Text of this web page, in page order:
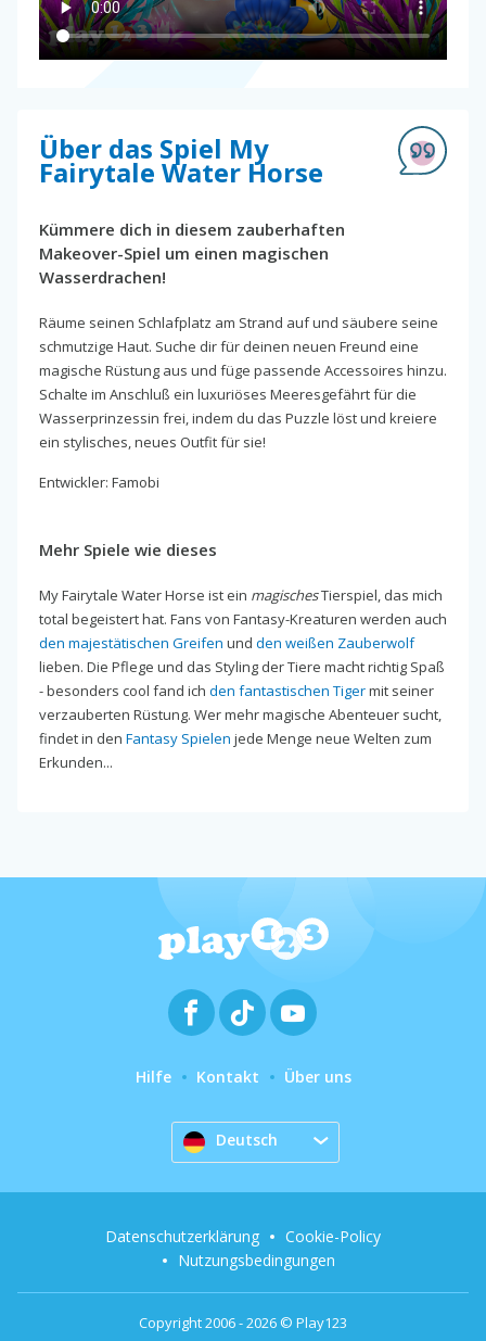
Über das Spiel My
Fairytale Water Horse
Kümmere dich in diesem zauberhaften
Makeover-Spiel um einen magischen
Wasserdrachen!
Räume seinen Schlafplatz am Strand auf und säubere seine
schmutzige Haut. Suche dir für deinen neuen Freund eine
magische Rüstung aus und füge passende Accessoires hinzu.
Schalte im Anschluß ein luxuriöses Meeresgefährt für die
Wasserprinzessin frei, indem du das Puzzle löst und kreiere
ein stylisches, neues Outfit für sie!
Entwickler: Famobi
Mehr Spiele wie dieses
My Fairytale Water Horse ist ein magischesTierspiel, das mich
total begeistert hat. Fans von Fantasy-Kreaturen werden auch
den majestätischen Greifen und den weißen Zauberwolf
lieben. Die Pflege und das Styling der Tiere macht richtig Spaß
- besonders cool fand ich den fantastischen Tigermit seiner
verzauberten Rüstung. Wer mehr magische Abenteuer sucht,
findet in den Fantasy Spielen jede Menge neue Welten zum
Erkunden...
Hilfe Kontakt Über uns
Deutsch
Copyright 2006 - 2026 © Play123
Datenschutzerklärung
Cookie-Policy
Nutzungsbedingungen